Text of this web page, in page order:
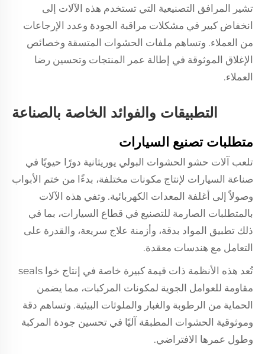
تشير المرافق التصنيعية التي تستخدم هذه الآلات إلى
انخفاض كبير في مشكلات مراقبة الجودة وعدد الإرجاعات
من العملاء. وتساهم ملفات الحشوات المتسقة وخصائص
الإغلاق الموثوقة في إطالة عمر المنتجات وتحسين رضا
العملاء.
التطبيقات والفوائد الخاصة بالصناعة
متطلبات تصنيع السيارات
تلعب آلات حشو الحشوات البولي يوريثانية دورًا حيويًا في
صناعة السيارات لإنتاج مكونات مختلفة، بدءًا من ختم الأبواب
وصولاً إلى أغلفة المعدات الكهربائية. وتفي هذه الآلات
بالمتطلبات الصارمة للتصنيع في قطاع السيارات، بما في
ذلك تطبيق المواد بدقة، وأزمنة علاج سريعة، والقدرة على
التعامل مع هندسات معقدة.
تُعد هذه الأنظمة ذات قيمة كبيرة خاصة في إنتاج خوا seals
مقاومة للعوامل الجوية لمكونات المركبات، مما يضمن
الحماية من الرطوبة والغبار والملوثات البيئية. وتساهم دقة
وموثوقية الحشوات المطبقة آليًا في تحسين جودة المركبة
وطول عمرها الافتراضي.